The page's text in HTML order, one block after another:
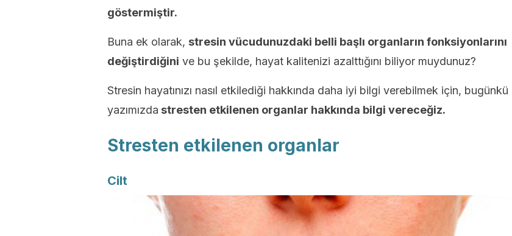
göstermiştir.
Buna ek olarak, stresin vücudunuzdaki belli başlı organların fonksiyonlarını
değiştirdiğini ve bu şekilde, hayat kalitenizi azalttığını biliyor muydunuz?
Stresin hayatınızı nasıl etkilediği hakkında daha iyi bilgi verebilmek için, bugünkü
yazımızda stresten etkilenen organlar hakkında bilgi vereceğiz.
Stresten etkilenen organlar
Cilt